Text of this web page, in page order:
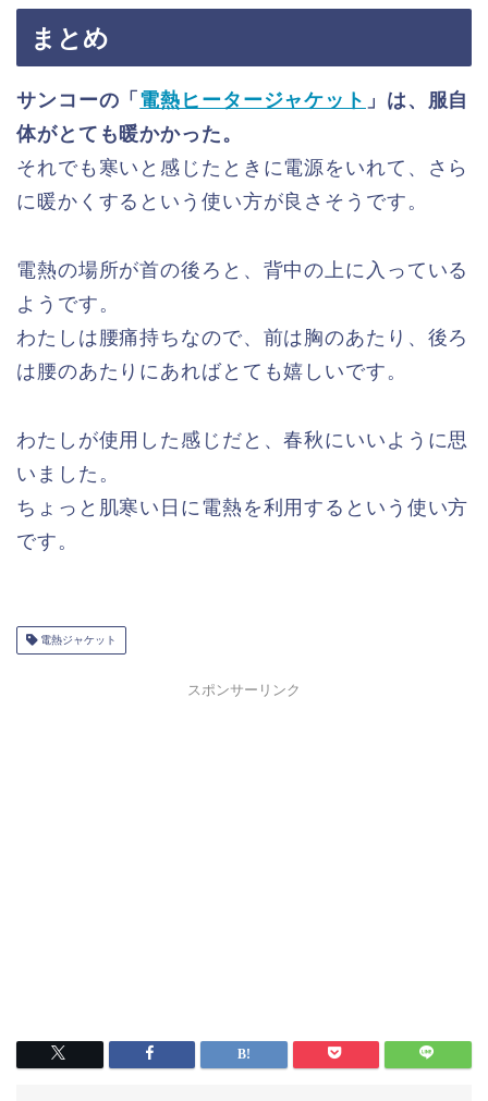
まとめ
サンコーの「 電熱ヒータージャケット 」は、服自
体がとても暖かかった。
それでも寒いと感じたときに電源をいれて、さら
に暖かくするという使い方が良さそうです。
電熱の場所が首の後ろと、背中の上に入っている
ようです。
わたしは腰痛持ちなので、前は胸のあたり、後ろ
は腰のあたりにあればとても嬉しいです。
わたしが使用した感じだと、春秋にいいように思
いました。
ちょっと肌寒い日に電熱を利用するという使い方
です。
電熱ジャケット
スポンサーリンク